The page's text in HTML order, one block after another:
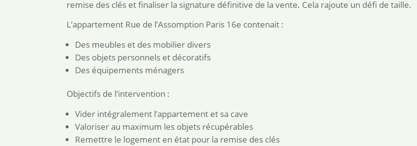
remise des clés et finaliser la signature définitive de la vente. Cela rajoute un défi de taille.
L’appartement Rue de l’Assomption Paris 16e contenait :
Des meubles et des mobilier divers
Des objets personnels et décoratifs
Des équipements ménagers
Objectifs de l’intervention :
Vider intégralement l’appartement et sa cave
Valoriser au maximum les objets récupérables
Remettre le logement en état pour la remise des clés